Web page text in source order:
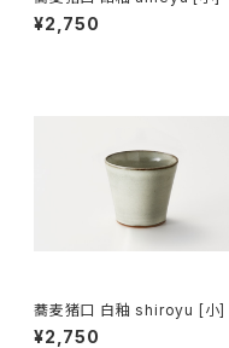
¥2,750
蕎麦猪口 白釉 shiroyu [小]
¥2,750